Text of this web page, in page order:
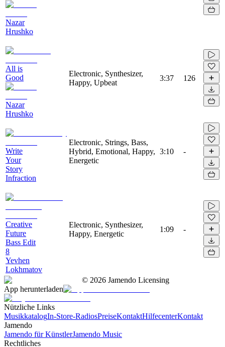
Nazar
Hrushko
All is
Good
Nazar
Hrushko
Electronic, Synthesizer,
Happy, Upbeat
3:37 126
Write
Your
Story
Infraction
Electronic, Strings, Bass,
Hybrid, Emotional, Happy,
Energetic
3:10 -
Creative
Future
Bass Edit
8
Yevhen
Lokhmatov
Electronic, Synthesizer,
Happy, Energetic
1:09 -
© 2026 Jamendo Licensing
App herunterladen
Nützliche Links
MusikkatalogIn-Store-RadiosPreiseKontaktHilfecenterKontakt
Jamendo
Jamendo für KünstlerJamendo Music
Rechtliches